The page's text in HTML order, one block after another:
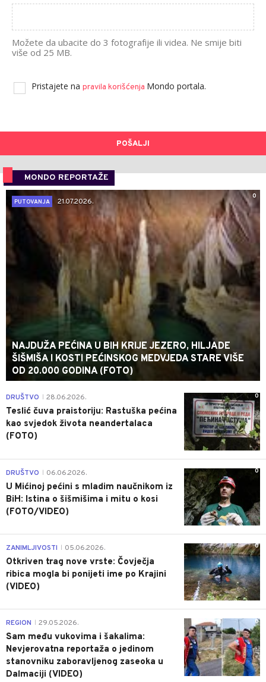
Možete da ubacite do 3 fotografije ili videa. Ne smije biti
više od 25 MB.
Pristajete na pravila korišćenja Mondo portala.
POŠALJI
MONDO REPORTAŽE
0
PUTOVANJA
21.07.2026.
NAJDUŽA PEĆINA U BIH KRIJE JEZERO, HILJADE
ŠIŠMIŠA I KOSTI PEĆINSKOG MEDVJEDA STARE VIŠE
OD 20.000 GODINA (FOTO)
0
DRUŠTVO 28.06.2026.
Teslić čuva praistoriju: Rastuška pećina
kao svjedok života neandertalaca
(FOTO)
0
DRUŠTVO 06.06.2026.
U Mićinoj pećini s mladim naučnikom iz
BiH: Istina o šišmišima i mitu o kosi
(FOTO/VIDEO)
0
ZANIMLJIVOSTI 05.06.2026.
Otkriven trag nove vrste: Čovječja
ribica mogla bi ponijeti ime po Krajini
(VIDEO)
0
REGION 29.05.2026.
Sam među vukovima i šakalima:
Nevjerovatna reportaža o jedinom
stanovniku zaboravljenog zaseoka u
Dalmaciji (VIDEO)